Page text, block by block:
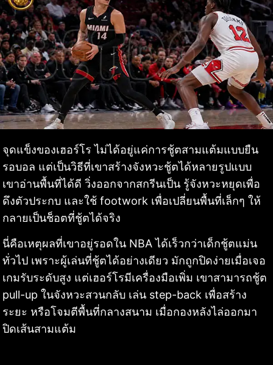
จุดแข็งของเฮอร์โร ไม่ได้อยู่แค่การชู้ตสามแต้มแบบยืน
รอบอล แต่เป็นวิธีที่เขาสร้างจังหวะชู้ตได้หลายรูปแบบ
เขาอ่านพื้นที่ได้ดี วิ่งออกจากสกรีนเป็น รู้จังหวะหยุดเพื่อ
ดึงตัวประกบ และใช้ footwork เพื่อเปลี่ยนพื้นที่เล็กๆ ให้
กลายเป็นช็อตที่ชู้ตได้จริง
นี่คือเหตุผลที่เขาอยู่รอดใน NBA ได้เร็วกว่าเด็กชู้ตแม่น
ทั่วไป เพราะผู้เล่นที่ชู้ตได้อย่างเดียว มักถูกปิดง่ายเมื่อเจอ
เกมรับระดับสูง แต่เฮอร์โรมีเครื่องมือเพิ่ม เขาสามารถชู้ต
pull-up ในจังหวะสวนกลับ เล่น step-back เพื่อสร้าง
ระยะ หรือโจมตีพื้นที่กลางสนาม เมื่อกองหลังไล่ออกมา
ปิดเส้นสามแต้ม